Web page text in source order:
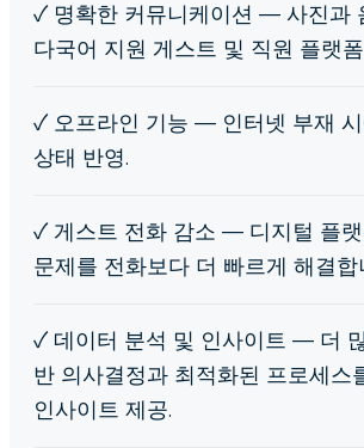
✓ 명확한 커뮤니케이션 — 사진과
다국어 지원 게스트 및 직원 플랫
✓ 오프라인 기능 — 인터넷 부재
상태 반영.
✓ 게스트 전화 감소 — 디지털 플
문제를 전화보다 더 빠르게 해결합
✓ 데이터 분석 및 인사이트 — 더
반 의사결정과 최적화된 프로세스
인사이트 제공.